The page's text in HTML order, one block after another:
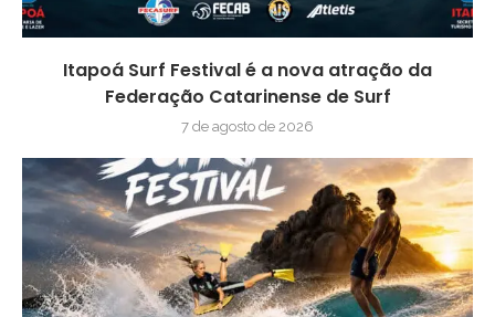
Itapoá Surf Festival é a nova atração da
Federação Catarinense de Surf
7 de agosto de 2026